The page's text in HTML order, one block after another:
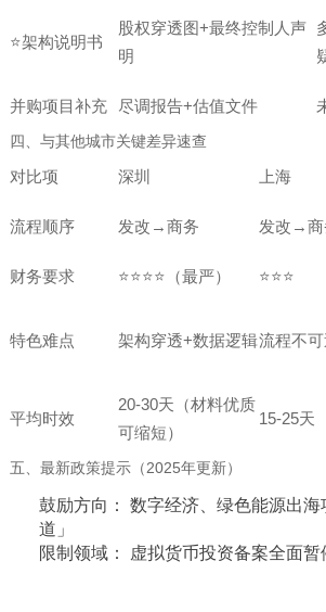
⭐架构说明书
股权穿透图+最终控制人声
明
并购项目补充 尽调报告+估值文件
四、与其他城市关键差异速查
对比项 深圳 上海
流程顺序 发改→商务 发改→商
财务要求 ⭐⭐⭐⭐（最严） ⭐⭐⭐
特色难点 架构穿透+数据逻辑流程不可
平均时效
20-30天（材料优质
可缩短）
15-25天
五、最新政策提示（2025年更新）
鼓励方向： 数字经济、绿色能源出海
道」
限制领域： 虚拟货币投资备案全面暂